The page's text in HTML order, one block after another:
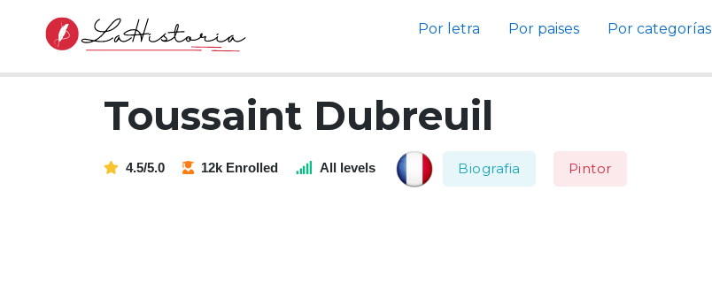
Por letra Por paises Por categorías
Toussaint Dubreuil
4.5/5.0 12k Enrolled All levels Biografia Pintor